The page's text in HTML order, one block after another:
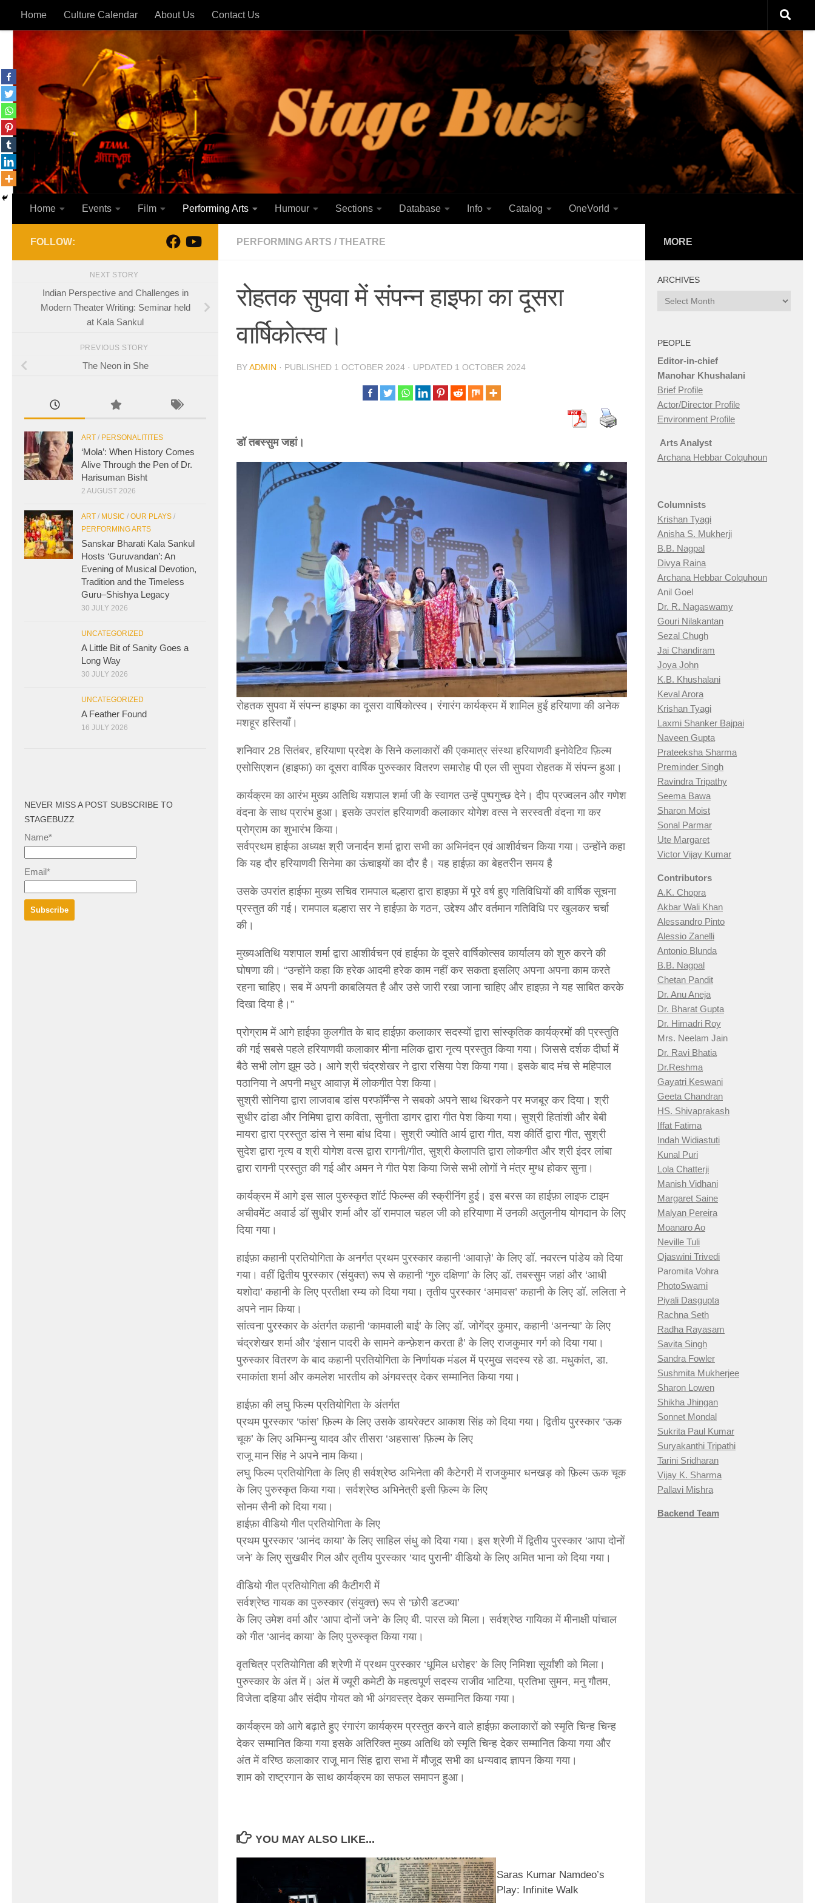
Skip to content
Home Culture Calendar About Us Contact Us
Home Events Film Performing Arts Humour Sections Database Info Catalog OneVorld
PERFORMING ARTS / THEATRE
रोहतक सुपवा में संपन्न हाइफा का दूसरा
वार्षिकोत्स्व।
BYADMIN · PUBLISHED 1 OCTOBER 2024 · UPDATED 1 OCTOBER 2024
डॉ तबस्सुम जहां।
रोहतक सुपवा में संपन्न हाइफा का दूसरा वार्षिकोत्स्व। रंगारंग कार्यक्रम में शामिल हुईं हरियाणा की अनेक
मशहूर हस्तियाँ।
शनिवार 28 सितंबर, हरियाणा प्रदेश के सिने कलाकारों की एकमात्र संस्था हरियाणवी इनोवेटिव फ़िल्म
एसोसिएशन (हाइफा) का दूसरा वार्षिक पुरुस्कार वितरण समारोह पी एल सी सुपवा रोहतक में संपन्न हुआ।
कार्यक्रम का आरंभ मुख्य अतिथि यशपाल शर्मा जी के स्वागत उन्हें पुष्पगुच्छ देने। दीप प्रज्वलन और गणेश
वंदना के साथ प्रारंभ हुआ। इसके उपरांत हरियाणवी कलाकार योगेश वत्स ने सरस्वती वंदना गा कर
प्रोग्राम का शुभारंभ किया।
सर्वप्रथम हाईफा अध्यक्ष श्री जनार्दन शर्मा द्वारा सभी का अभिनंदन एवं आशीर्वचन किया गया। उन्होंने कहा
कि यह दौर हरियाणवी सिनेमा का ऊंचाइयों का दौर है। यह हाईफ़ा का बेहतरीन समय है
उसके उपरांत हाईफा मुख्य सचिव रामपाल बल्हारा द्वारा हाइफ़ा में पूरे वर्ष हुए गतिविधियों की वार्षिक सूचना
प्रस्तुत की गई। रामपाल बल्हारा सर ने हाईफ़ा के गठन, उद्देश्य और वर्तमान गतिविधि पर खुलकर चर्चा
की।
मुख्यअतिथि यशपाल शर्मा द्वारा आशीर्वचन एवं हाईफा के दूसरे वार्षिकोत्सव कार्यालय को शुरु करने की
घोषणा की। “उन्होंने कहा कि हरेक आदमी हरेक काम नहीं कर सकता इसलिए अपना अपना काम करते
रहना चाहिए। सब में अपनी काबलियत है और उसे जारी रखा जाना चाहिए और हाइफ़ा ने यह साबित करके
दिखा दिया है।”
प्रोग्राम में आगे हाईफा कुलगीत के बाद हाईफ़ा कलाकार सदस्यों द्वारा सांस्कृतिक कार्यक्रमों की प्रस्तुति
की गई सबसे पहले हरियाणवी कलाकार मीना मलिक द्वारा नृत्य प्रस्तुत किया गया। जिससे दर्शक दीर्घा में
बैठे सभी लोग झूम उठे। आगे श्री चंद्रशेखर ने द्वारा रसिया पेश किया गया। इसके बाद मंच से महिपाल
पठानिया ने अपनी मधुर आवाज़ में लोकगीत पेश किया।
सुश्री सोनिया द्वारा लाजवाब डांस परफॉर्मेंन्स ने सबको अपने साथ थिरकने पर मजबूर कर दिया। श्री
सुधीर ढांडा और निमिषा द्वारा कविता, सुनीता डागर द्वारा गीत पेश किया गया। सुश्री हितांशी और बेबी
मायरा द्वारा प्रस्तुत डांस ने समा बांध दिया। सुश्री ज्योति आर्य द्वारा गीत, यश कीर्ति द्वारा गीत, सुश्री
सुदेश द्वारा नृत्य व श्री योगेश वत्स द्वारा रागनी/गीत, सुश्री केलापति द्वारा लोकगीत और श्री इंदर लांबा
द्वारा रागनी प्रस्तुत की गई और अमन ने गीत पेश किया जिसे सभी लोगों ने मंत्र मुग्ध होकर सुना।
कार्यक्रम में आगे इस साल पुरुस्कृत शॉर्ट फिल्म्स की स्क्रीनिंग हुई। इस बरस का हाईफ़ा लाइफ टाइम
अचीवमेंट अवार्ड डॉ सुधीर शर्मा और डॉ रामपाल चहल जी को हरियाणा में उनकी अतुलनीय योगदान के लिए
दिया गया।
हाईफ़ा कहानी प्रतियोगिता के अनर्गत प्रथम पुरस्कार कहानी ‘आवाज़े’ के लिए डॉ. नवरत्न पांडेय को दिया
गया। वहीं द्वितीय पुरस्कार (संयुक्त) रूप से कहानी ‘गुरु दक्षिणा’ के लिए डॉ. तबस्सुम जहां और ‘आधी
यशोदा’ कहानी के लिए प्रतीक्षा रम्य को दिया गया। तृतीय पुरस्कार ‘अमावस’ कहानी के लिए डॉ. ललिता ने
अपने नाम किया।
सांत्वना पुरस्कार के अंतर्गत कहानी ‘कामवाली बाई’ के लिए डॉ. जोगेंद्र कुमार, कहानी ‘अनन्या’ के लिए
चंद्रशेखर शर्मा और ‘इंसान पादरी के सामने कन्फ़ेशन करता है’ के लिए राजकुमार गर्ग को दिया गया।
पुरुस्कार वितरण के बाद कहानी प्रतियोगिता के निर्णायक मंडल में प्रमुख सदस्य रहे डा. मधुकांत, डा.
रमाकांता शर्मा और कमलेश भारतीय को अंगवस्त्र देकर सम्मानित किया गया।
हाईफ़ा की लघु फिल्म प्रतियोगिता के अंतर्गत
प्रथम पुरस्कार ‘फांस’ फ़िल्म के लिए उसके डायरेक्टर आकाश सिंह को दिया गया। द्वितीय पुरस्कार ‘ऊक
चूक’ के लिए अभिमन्यु यादव और तीसरा ‘अहसास’ फ़िल्म के लिए
राजू मान सिंह ने अपने नाम किया।
लघु फिल्म प्रतियोगिता के लिए ही सर्वश्रेष्ठ अभिनेता की कैटेगरी में राजकुमार धनखड़ को फ़िल्म ऊक चूक
के लिए पुरुस्कृत किया गया। सर्वश्रेष्ठ अभिनेत्री इसी फ़िल्म के लिए
सोनम सैनी को दिया गया।
हाईफ़ा वीडियो गीत प्रतियोगिता के लिए
प्रथम पुरस्कार ‘आनंद काया’ के लिए साहिल संधु को दिया गया। इस श्रेणी में द्वितीय पुरस्कार ‘आपा दोनों
जने’ के लिए सुखबीर गिल और तृतीय पुरस्कार ‘याद पुरानी’ वीडियो के लिए अमित भाना को दिया गया।
वीडियो गीत प्रतियोगिता की कैटीगरी में
सर्वश्रेष्ठ गायक का पुरुस्कार (संयुक्त) रूप से ‘छोरी डटज्या’
के लिए उमेश वर्मा और ‘आपा दोनों जने’ के लिए बी. पारस को मिला। सर्वश्रेष्ठ गायिका में मीनाक्षी पांचाल
को गीत ‘आनंद काया’ के लिए पुरुस्कृत किया गया।
वृतचित्र प्रतियोगिता की श्रेणी में प्रथम पुरस्कार ‘धूमिल धरोहर’ के लिए निमिशा सूर्यांशी को मिला।
पुरुस्कार के अंत में। अंत में ज्यूरी कमेटी के महत्वपूर्ण सदस्य राजीव भाटिया, प्रतिभा सुमन, मनु गौतम,
विजेता दहिया और संदीप गोयत को भी अंगवस्त्र देकर सम्मानित किया गया।
कार्यक्रम को आगे बढ़ाते हुए रंगारंग कार्यक्रम प्रस्तुत करने वाले हाईफ़ा कलाकारों को स्मृति चिन्ह चिन्ह
देकर सम्मानित किया गया इसके अतिरिक्त मुख्य अतिथि को स्मृति चिन्ह देकर सम्मानित किया गया और
अंत में वरिष्ठ कलाकार राजू मान सिंह द्वारा सभा में मौजूद सभी का धन्यवाद ज्ञापन किया गया।
शाम को राष्ट्रगान के साथ कार्यक्रम का सफल समापन हुआ।
YOU MAY ALSO LIKE...
Saras Kumar Namdeo’s
Play: Infinite Walk
FOLLOW:
NEXT STORY
Indian Perspective and Challenges in
Modern Theater Writing: Seminar held
at Kala Sankul
PREVIOUS STORY
The Neon in She
ART / PERSONALITITES
‘Mola’: When History Comes
Alive Through the Pen of Dr.
Harisuman Bisht
2 AUGUST 2026
ART / MUSIC / OUR PLAYS /
PERFORMING ARTS
Sanskar Bharati Kala Sankul
Hosts ‘Guruvandan’: An
Evening of Musical Devotion,
Tradition and the Timeless
Guru–Shishya Legacy
30 JULY 2026
UNCATEGORIZED
A Little Bit of Sanity Goes a
Long Way
30 JULY 2026
UNCATEGORIZED
A Feather Found
16 JULY 2026
NEVER MISS A POST SUBSCRIBE TO
STAGEBUZZ
Name*
Email*
MORE
ARCHIVES
Archives
PEOPLE
Editor-in-chief
Manohar Khushalani
Brief Profile
Actor/Director Profile
Environment Profile
Arts Analyst
Archana Hebbar Colquhoun
Columnists
Krishan Tyagi
Anisha S. Mukherji
B.B. Nagpal
Divya Raina
Archana Hebbar Colquhoun
Anil Goel
Dr. R. Nagaswamy
Gouri Nilakantan
Sezal Chugh
Jai Chandiram
Joya John
K.B. Khushalani
Keval Arora
Krishan Tyagi
Laxmi Shanker Bajpai
Naveen Gupta
Prateeksha Sharma
Preminder Singh
Ravindra Tripathy
Seema Bawa
Sharon Moist
Sonal Parmar
Ute Margaret
Victor Vijay Kumar
Contributors
A.K. Chopra
Akbar Wali Khan
Alessandro Pinto
Alessio Zanelli
Antonio Blunda
B.B. Nagpal
Chetan Pandit
Dr. Anu Aneja
Dr. Bharat Gupta
Dr. Himadri Roy
Mrs. Neelam Jain
Dr. Ravi Bhatia
Dr.Reshma
Gayatri Keswani
Geeta Chandran
HS. Shivaprakash
Iffat Fatima
Indah Widiastuti
Kunal Puri
Lola Chatterji
Manish Vidhani
Margaret Saine
Malyan Pereira
Moanaro Ao
Neville Tuli
Ojaswini Trivedi
Paromita Vohra
PhotoSwami
Piyali Dasgupta
Rachna Seth
Radha Rayasam
Savita Singh
Sandra Fowler
Sushmita Mukherjee
Sharon Lowen
Shikha Jhingan
Sonnet Mondal
Sukrita Paul Kumar
Suryakanthi Tripathi
Tarini Sridharan
Vijay K. Sharma
Pallavi Mishra
Backend Team